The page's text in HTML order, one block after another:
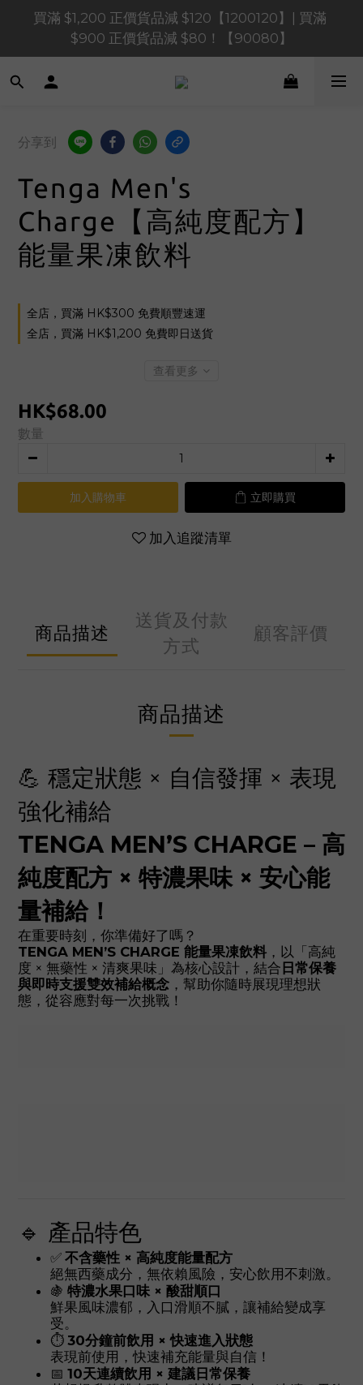
買滿 $1,200 正價貨品減 $120【1200120】| 買滿
$900 正價貨品減 $80！【90080】
買滿 $1,200 正價貨品減 $120【1200120】| 買滿
$900 正價貨品減 $80！【90080】
買滿 $600 正價貨品減 $40【60040】| 買滿 $400 正
📢 系統維護通知 – SHOPLINE Payments FPS將於
2026 年 8 月 9 日（日）凌晨 01:00 至 11:00 暫停交易
買滿 $1,200 正價貨品減 $120【1200120】| 買滿
$900 正價貨品減 $80！【90080】
分享到
Tenga Men's
Charge【高純度配方】
能量果凍飲料
全店，買滿 HK$300 免費順豐速運
全店，買滿 HK$1,200 免費即日送貨
查看更多
HK$68.00
數量
加入購物車 立即購買
加入追蹤清單
商品描述
送貨及付款
方式
顧客評價
商品描述
💪 穩定狀態 × 自信發揮 × 表現
強化補給
TENGA MEN’S CHARGE – 高
純度配方 × 特濃果味 × 安心能
量補給！
在重要時刻，你準備好了嗎？
TENGA MEN’S CHARGE 能量果凍飲料 ，以「高純
度 × 無藥性 × 清爽果味」為核心設計，結合 日常保養
與即時支援雙效補給概念 ，幫助你隨時展現理想狀
態，從容應對每一次挑戰！
🔹 產品特色
✅ 不含藥性 × 高純度能量配方
絕無西藥成分，無依賴風險，安心飲用不刺激。
🍇 特濃水果口味 × 酸甜順口
鮮果風味濃郁，入口滑順不膩，讓補給變成享
受。
⏱️ 30分鐘前飲用 × 快速進入狀態
表現前使用，快速補充能量與自信！
📅 10天連續飲用 × 建議日常保養